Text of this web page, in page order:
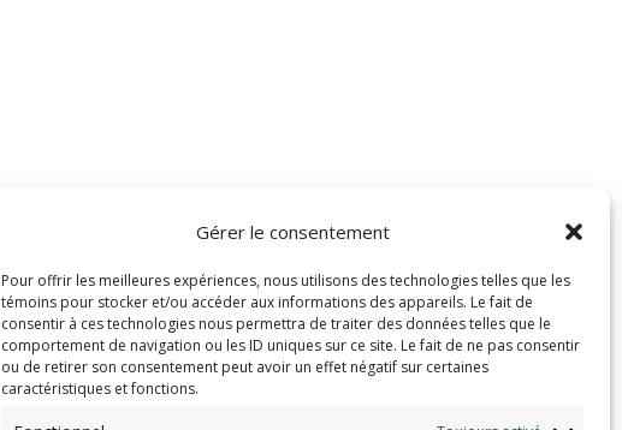
Gérer le consentement
Pour offrir les meilleures expériences, nous utilisons des technologies telles que les
témoins pour stocker et/ou accéder aux informations des appareils. Le fait de
consentir à ces technologies nous permettra de traiter des données telles que le
comportement de navigation ou les ID uniques sur ce site. Le fait de ne pas consentir
ou de retirer son consentement peut avoir un effet négatif sur certaines
caractéristiques et fonctions.